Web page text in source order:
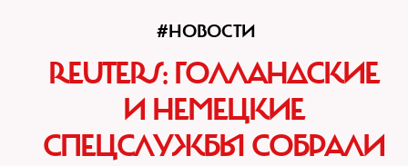
#НОВОСТИ
REUTERS: ГОЛЛАНДСКИЕ
И НЕМЕЦКИЕ
СПЕЦСЛУЖБЫ СОБРАЛИ